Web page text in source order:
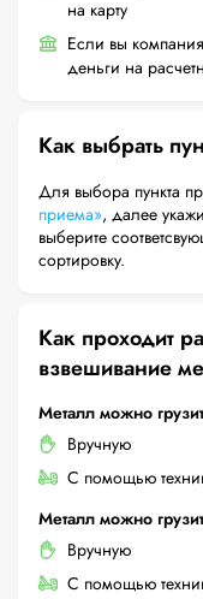
на карту
Если вы
деньги на
Как выбрать
Для выбора пункта
приема», далее
выберите соответсвующие услуги и интересующую Вас
сортировку.
Как проходит
взвешивание
Металл можно
Вручную
С помощью
Металл можно
Вручную
С помощью